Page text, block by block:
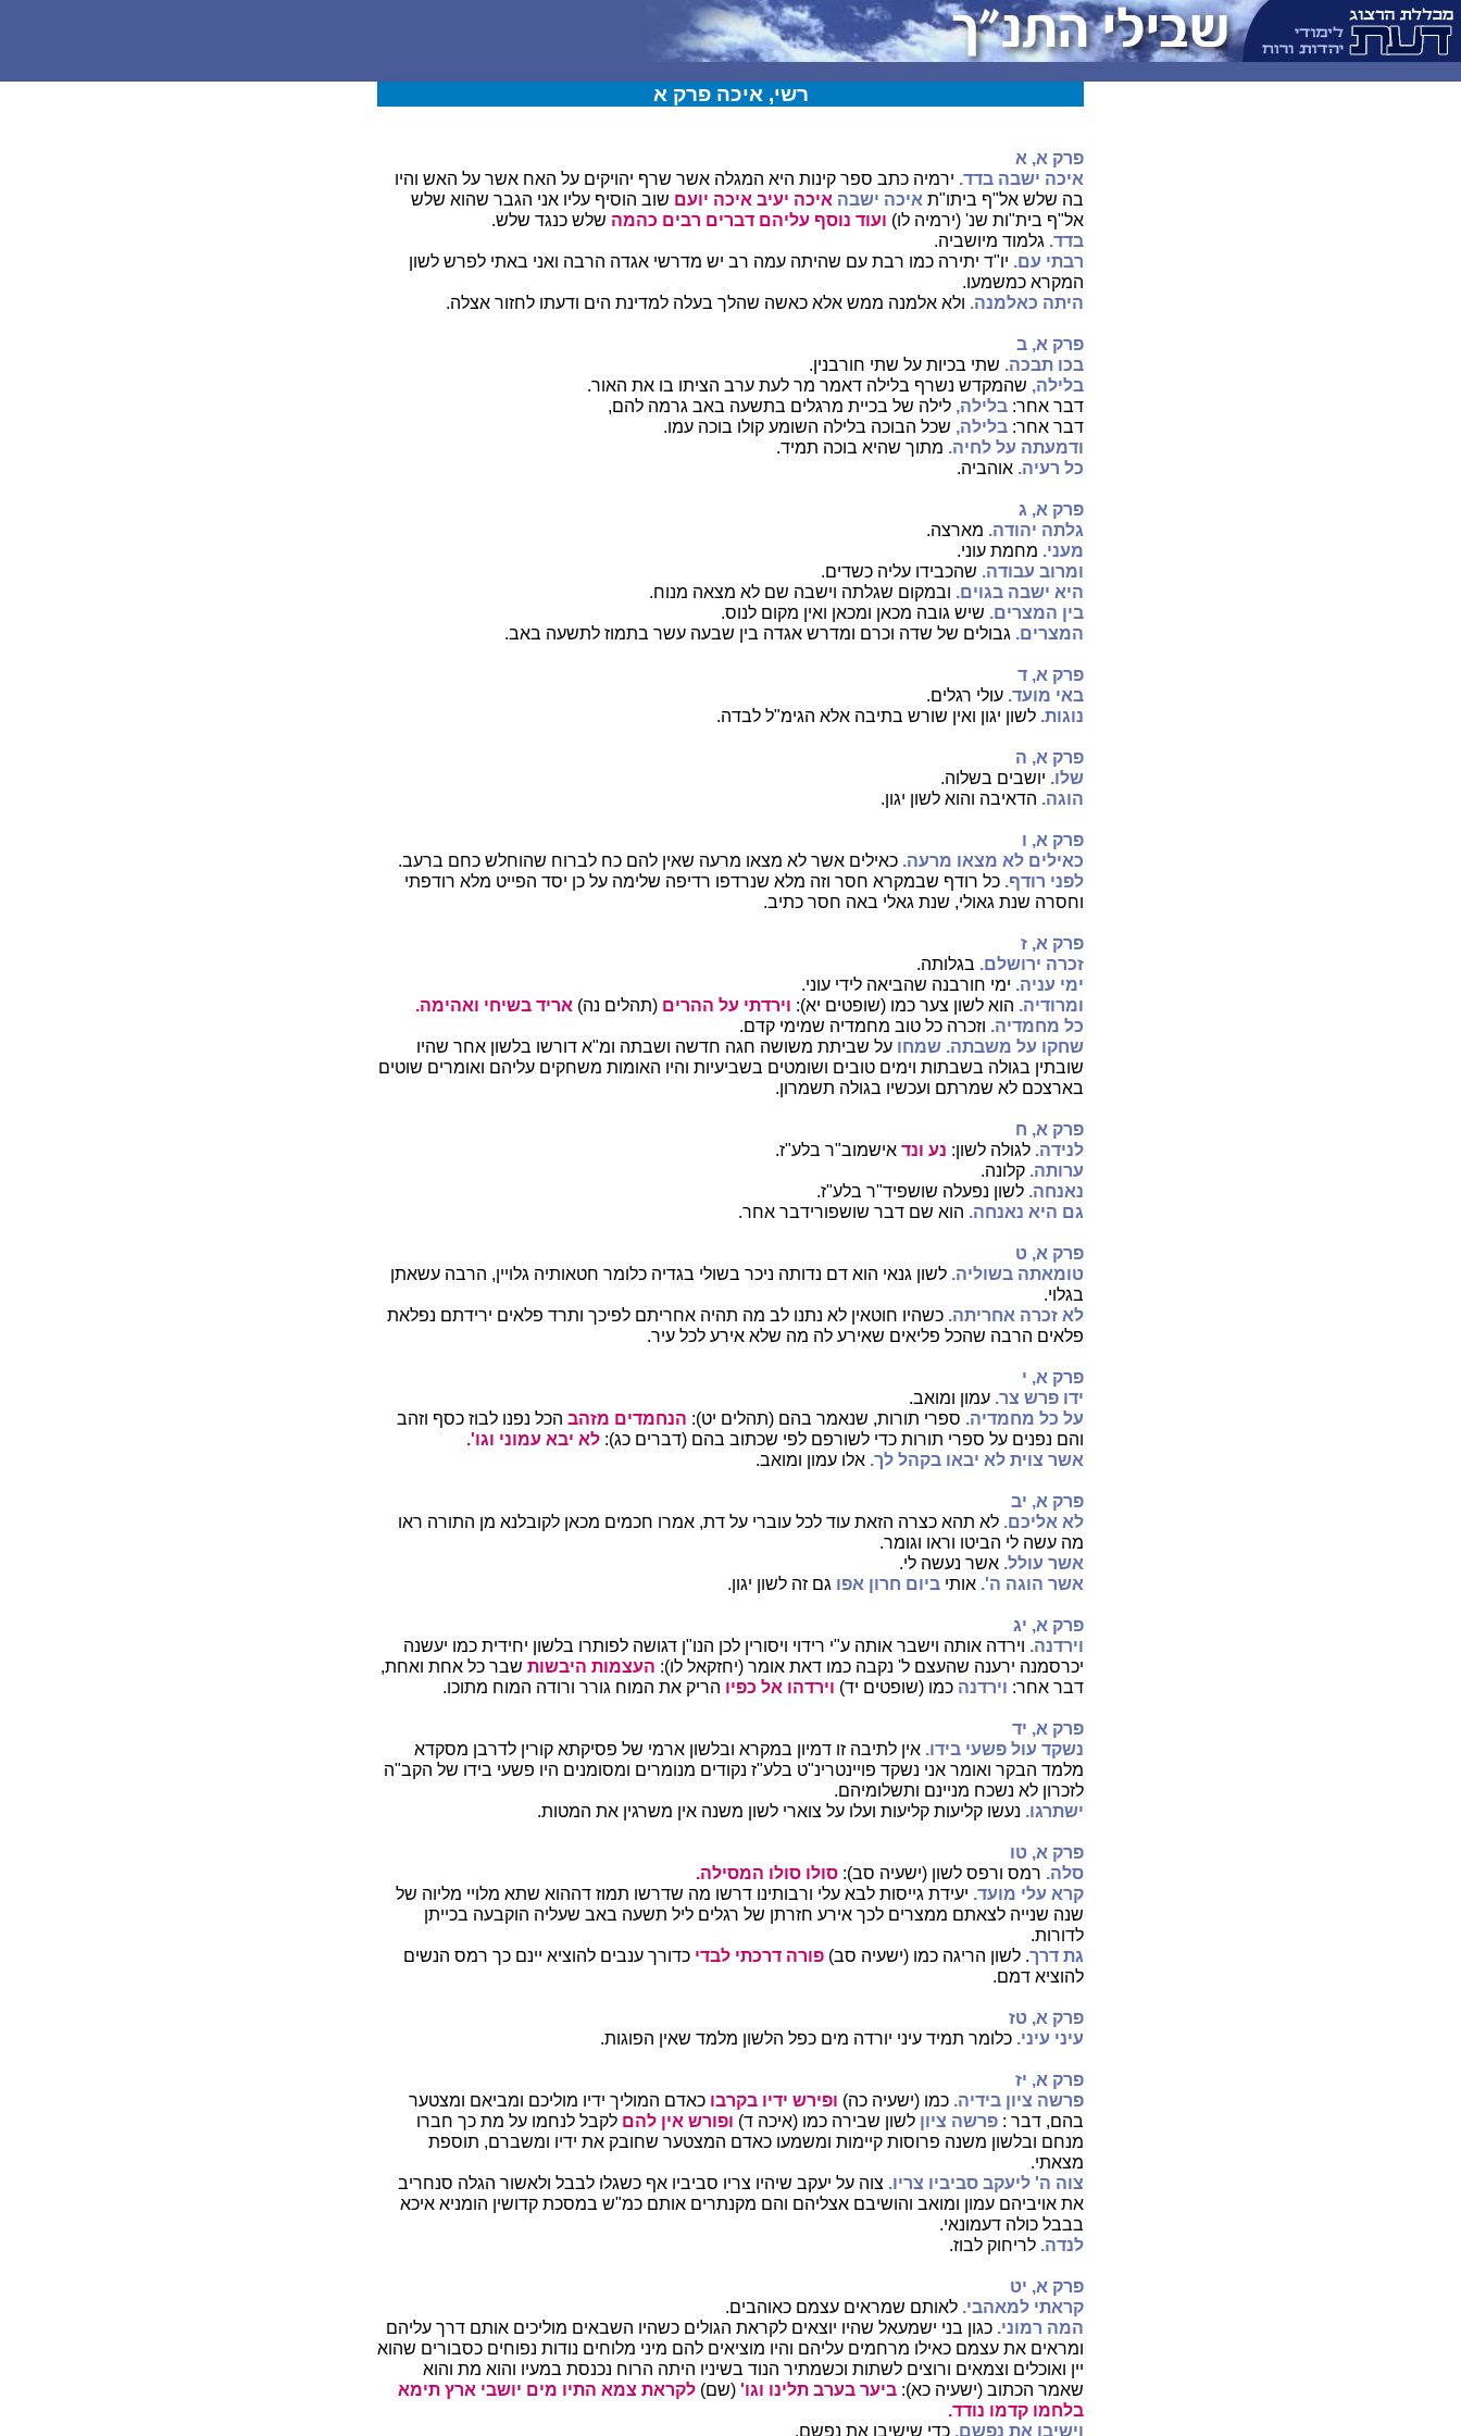
רשי, איכה פרק א
פרק א, א
איכה ישבה בדד. ירמיה כתב ספר קינות היא המגלה אשר שרף יהויקים על האח אשר על האש והיו
בה שלש אל"ף ביתו"ת איכה ישבה איכה יעיב איכה יועם שוב הוסיף עליו אני הגבר שהוא שלש
אל"ף בית"ות שנ' (ירמיה לו) ועוד נוסף עליהם דברים רבים כהמה שלש כנגד שלש.
בדד. גלמוד מיושביה.
רבתי עם. יו"ד יתירה כמו רבת עם שהיתה עמה רב יש מדרשי אגדה הרבה ואני באתי לפרש לשון
המקרא כמשמעו.
היתה כאלמנה. ולא אלמנה ממש אלא כאשה שהלך בעלה למדינת הים ודעתו לחזור אצלה.
פרק א, ב
בכו תבכה. שתי בכיות על שתי חורבנין.
בלילה, שהמקדש נשרף בלילה דאמר מר לעת ערב הציתו בו את האור.
דבר אחר: בלילה, לילה של בכיית מרגלים בתשעה באב גרמה להם,
דבר אחר: בלילה, שכל הבוכה בלילה השומע קולו בוכה עמו.
ודמעתה על לחיה. מתוך שהיא בוכה תמיד.
כל רעיה. אוהביה.
פרק א, ג
גלתה יהודה. מארצה.
מעני. מחמת עוני.
ומרוב עבודה. שהכבידו עליה כשדים.
היא ישבה בגוים. ובמקום שגלתה וישבה שם לא מצאה מנוח.
בין המצרים. שיש גובה מכאן ומכאן ואין מקום לנוס.
המצרים. גבולים של שדה וכרם ומדרש אגדה בין שבעה עשר בתמוז לתשעה באב.
פרק א, ד
באי מועד. עולי רגלים.
נוגות. לשון יגון ואין שורש בתיבה אלא הגימ"ל לבדה.
פרק א, ה
שלו. יושבים בשלוה.
הוגה. הדאיבה והוא לשון יגון.
פרק א, ו
כאילים לא מצאו מרעה. כאילים אשר לא מצאו מרעה שאין להם כח לברוח שהוחלש כחם ברעב.
לפני רודף. כל רודף שבמקרא חסר וזה מלא שנרדפו רדיפה שלימה על כן יסד הפייט מלא רודפתי
וחסרה שנת גאולי, שנת גאלי באה חסר כתיב.
פרק א, ז
זכרה ירושלם. בגלותה.
ימי עניה. ימי חורבנה שהביאה לידי עוני.
ומרודיה. הוא לשון צער כמו (שופטים יא): וירדתי על ההרים (תהלים נה) אריד בשיחי ואהימה.
כל מחמדיה. וזכרה כל טוב מחמדיה שמימי קדם.
שחקו על משבתה. שמחו על שביתת משושה חגה חדשה ושבתה ומ"א דורשו בלשון אחר שהיו
שובתין בגולה בשבתות וימים טובים ושומטים בשביעיות והיו האומות משחקים עליהם ואומרים שוטים
בארצכם לא שמרתם ועכשיו בגולה תשמרון.
פרק א, ח
לנידה. לגולה לשון: נע ונד אישמוב"ר בלע"ז.
ערותה. קלונה.
נאנחה. לשון נפעלה שושפיד"ר בלע"ז.
גם היא נאנחה. הוא שם דבר שושפורידבר אחר.
פרק א, ט
טומאתה בשוליה. לשון גנאי הוא דם נדותה ניכר בשולי בגדיה כלומר חטאותיה גלויין, הרבה עשאתן
בגלוי.
לא זכרה אחריתה. כשהיו חוטאין לא נתנו לב מה תהיה אחריתם לפיכך ותרד פלאים ירידתם נפלאת
פלאים הרבה שהכל פליאים שאירע לה מה שלא אירע לכל עיר.
פרק א, י
ידו פרש צר. עמון ומואב.
על כל מחמדיה. ספרי תורות, שנאמר בהם (תהלים יט): הנחמדים מזהב הכל נפנו לבוז כסף וזהב
והם נפנים על ספרי תורות כדי לשורפם לפי שכתוב בהם (דברים כג): לא יבא עמוני וגו'.
אשר צוית לא יבאו בקהל לך. אלו עמון ומואב.
פרק א, יב
לא אליכם. לא תהא כצרה הזאת עוד לכל עוברי על דת, אמרו חכמים מכאן לקובלנא מן התורה ראו
מה עשה לי הביטו וראו וגומר.
אשר עולל. אשר נעשה לי.
אשר הוגה ה'. אותי ביום חרון אפו גם זה לשון יגון.
פרק א, יג
וירדנה. וירדה אותה וישבר אותה ע"י רידוי ויסורין לכן הנו"ן דגושה לפותרו בלשון יחידית כמו יעשנה
יכרסמנה ירענה שהעצם ל' נקבה כמו דאת אומר (יחזקאל לו): העצמות היבשות שבר כל אחת ואחת,
דבר אחר: וירדנה כמו (שופטים יד) וירדהו אל כפיו הריק את המוח גורר ורודה המוח מתוכו.
פרק א, יד
נשקד עול פשעי בידו. אין לתיבה זו דמיון במקרא ובלשון ארמי של פסיקתא קורין לדרבן מסקדא
מלמד הבקר ואומר אני נשקד פויינטרינ"ט בלע"ז נקודים מנומרים ומסומנים היו פשעי בידו של הקב"ה
לזכרון לא נשכח מניינם ותשלומיהם.
ישתרגו. נעשו קליעות קליעות ועלו על צוארי לשון משנה אין משרגין את המטות.
פרק א, טו
סלה. רמס ורפס לשון (ישעיה סב): סולו סולו המסילה.
קרא עלי מועד. יעידת גייסות לבא עלי ורבותינו דרשו מה שדרשו תמוז דההוא שתא מלויי מליוה של
שנה שנייה לצאתם ממצרים לכך אירע חזרתן של רגלים ליל תשעה באב שעליה הוקבעה בכייתן
לדורות.
גת דרך. לשון הריגה כמו (ישעיה סב) פורה דרכתי לבדי כדורך ענבים להוציא יינם כך רמס הנשים
להוציא דמם.
פרק א, טז
עיני עיני. כלומר תמיד עיני יורדה מים כפל הלשון מלמד שאין הפוגות.
פרק א, יז
פרשה ציון בידיה. כמו (ישעיה כה) ופירש ידיו בקרבו כאדם המוליך ידיו מוליכם ומביאם ומצטער
בהם, דבר : פרשה ציון לשון שבירה כמו (איכה ד) ופורש אין להם לקבל לנחמו על מת כך חברו
מנחם ובלשון משנה פרוסות קיימות ומשמעו כאדם המצטער שחובק את ידיו ומשברם, תוספת
מצאתי.
צוה ה' ליעקב סביביו צריו. צוה על יעקב שיהיו צריו סביביו אף כשגלו לבבל ולאשור הגלה סנחריב
את אויביהם עמון ומואב והושיבם אצליהם והם מקנתרים אותם כמ"ש במסכת קדושין הומניא איכא
בבבל כולה דעמונאי.
לנדה. לריחוק לבוז.
פרק א, יט
קראתי למאהבי. לאותם שמראים עצמם כאוהבים.
המה רמוני. כגון בני ישמעאל שהיו יוצאים לקראת הגולים כשהיו השבאים מוליכים אותם דרך עליהם
ומראים את עצמם כאילו מרחמים עליהם והיו מוציאים להם מיני מלוחים נודות נפוחים כסבורים שהוא
יין ואוכלים וצמאים ורוצים לשתות וכשמתיר הנוד בשיניו היתה הרוח נכנסת במעיו והוא מת והוא
שאמר הכתוב (ישעיה כא): ביער בערב תלינו וגו' (שם) לקראת צמא התיו מים יושבי ארץ תימא
בלחמו קדמו נודד.
וישיבו את נפשם. כדי שישיבו את נפשם.